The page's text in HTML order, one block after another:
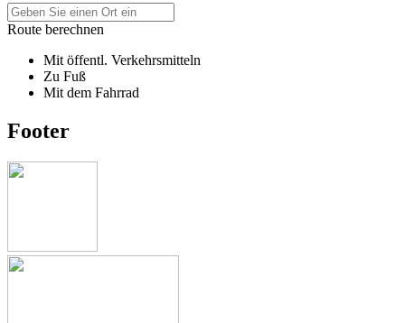
Route berechnen
Mit öffentl. Verkehrsmitteln
Zu Fuß
Mit dem Fahrrad
Footer